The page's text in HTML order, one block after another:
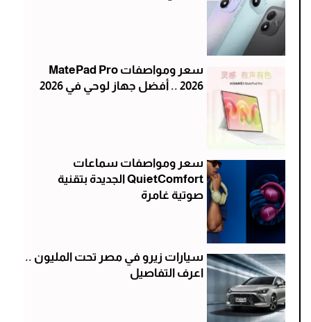
سعر ومواصفات MatePad Pro
2026 .. أفضل جهاز لوحي في 2026
سعر ومواصفات سماعات
QuietComfort الجديدة بتقنية
صوتية غامرة
سيارات زيرو في مصر تحت المليون ..
اعرف التفاصيل